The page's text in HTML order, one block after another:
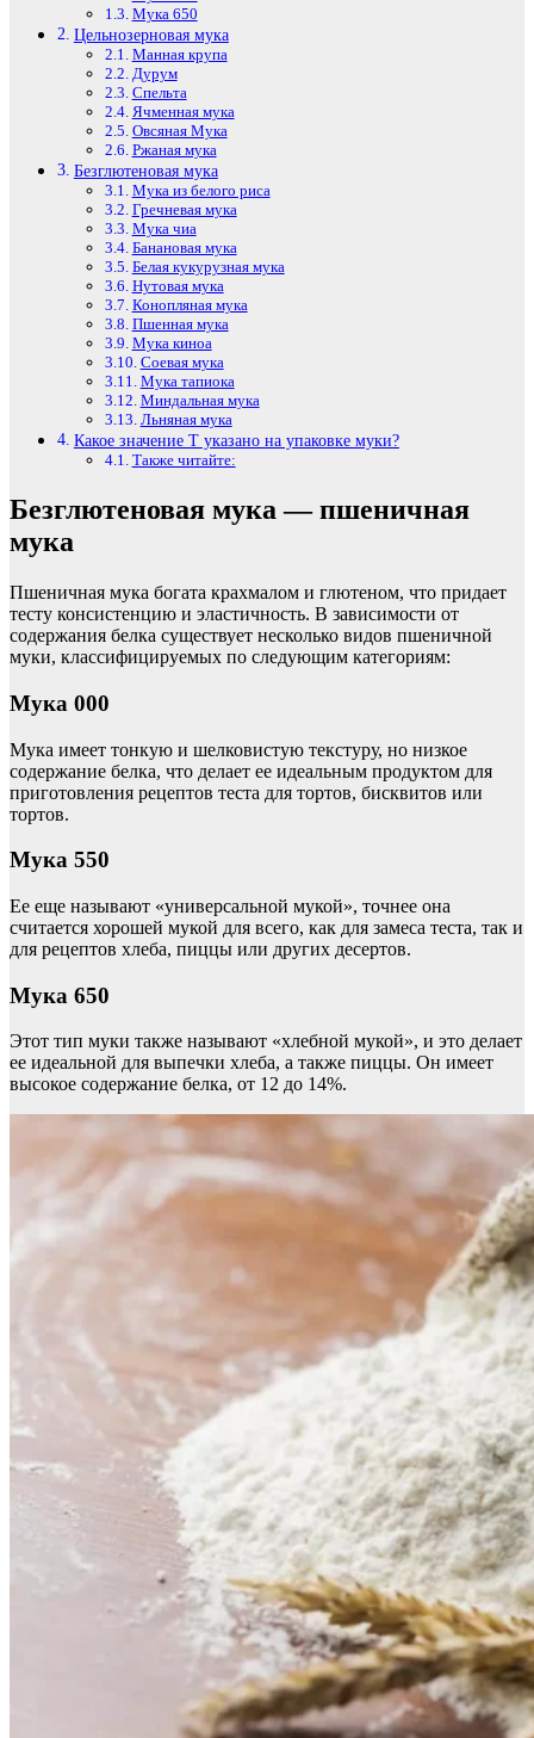
Мука 650
Цельнозерновая мука
Манная крупа
Дурум
Спельта
Ячменная мука
Овсяная Мука
Ржаная мука
Безглютеновая мука
Мука из белого риса
Гречневая мука
Мука чиа
Банановая мука
Белая кукурузная мука
Нутовая мука
Конопляная мука
Пшенная мука
Мука киноа
Соевая мука
Мука тапиока
Миндальная мука
Льняная мука
Какое значение T указано на упаковке муки?
Также читайте:
Безглютеновая мука — пшеничная
мука
Пшеничная мука богата крахмалом и глютеном, что придает
тесту консистенцию и эластичность. В зависимости от
содержания белка существует несколько видов пшеничной
муки, классифицируемых по следующим категориям:
Мука 000
Мука имеет тонкую и шелковистую текстуру, но низкое
содержание белка, что делает ее идеальным продуктом для
приготовления рецептов теста для тортов, бисквитов или
тортов.
Мука 550
Ее еще называют «универсальной мукой», точнее она
считается хорошей мукой для всего, как для замеса теста, так и
для рецептов хлеба, пиццы или других десертов.
Мука 650
Этот тип муки также называют «хлебной мукой», и это делает
ее идеальной для выпечки хлеба, а также пиццы. Он имеет
высокое содержание белка, от 12 до 14%.